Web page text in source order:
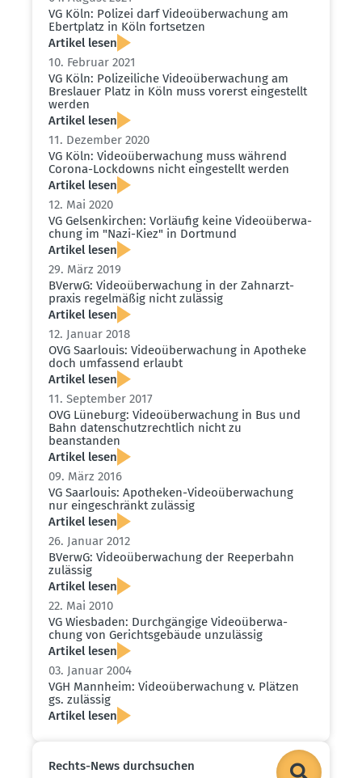
VG Köln: Polizei darf Video­über­wa­chung am
Ebert­platz in Köln fortsetzen
Artikel lesen
10. Februar 2021
VG Köln: Polizei­liche Video­über­wa­chung am
Breslauer Platz in Köln muss vorerst einge­stellt
werden
Artikel lesen
11. Dezember 2020
VG Köln: Video­über­wa­chung muss während
Corona-Lockdowns nicht einge­stellt werden
Artikel lesen
12. Mai 2020
VG Gelsen­kirchen: Vorläufig keine Video­über­wa­
chung im "Nazi-Kiez" in Dortmund
Artikel lesen
29. März 2019
BVerwG: Video­über­wa­chung in der Zahnarzt­
praxis regel­mäßig nicht zulässig
Artikel lesen
12. Januar 2018
OVG Saarlouis: Video­über­wa­chung in Apotheke
doch umfassend erlaubt
Artikel lesen
11. September 2017
OVG Lüneburg: Video­über­wa­chung in Bus und
Bahn daten­schutz­rechtlich nicht zu
beanstanden
Artikel lesen
09. März 2016
VG Saarlouis: Apotheken-Video­über­wa­chung
nur einge­schränkt zulässig
Artikel lesen
26. Januar 2012
BVerwG: Video­über­wa­chung der Reeperbahn
zulässig
Artikel lesen
22. Mai 2010
VG Wiesbaden: Durch­gängige Video­über­wa­
chung von Gerichts­ge­bäude unzulässig
Artikel lesen
03. Januar 2004
VGH Mannheim: Video­über­wa­chung v. Plätzen
gs. zulässig
Artikel lesen
Rechts-News durch­suchen